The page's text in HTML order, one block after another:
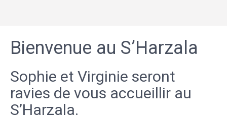
Bienvenue au S’Harzala
Sophie et Virginie seront
ravies de vous accueillir au
S’Harzala.